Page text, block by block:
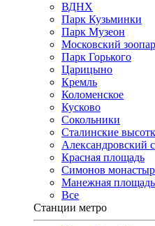
ВДНХ
Парк Кузьминки
Парк Музеон
Московский
Парк Горького
Царицыно
Кремль
Коломенское
Кусково
Сокольники
Сталинские
Александровский
Красная площадь
Симонов
Манежная площадь
Все
Станции метро